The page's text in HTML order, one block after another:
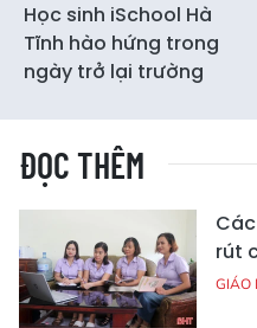
Học sinh iSchool Hà
Tĩnh hào hứng trong
ngày trở lại trường
ĐỌC THÊM
rút
GIÁO